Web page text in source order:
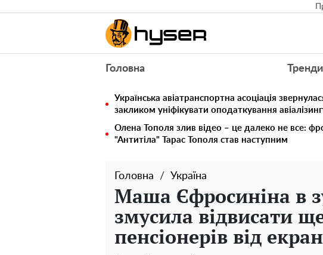
Головна Тренди
Українська авіатранспортна асоціація
закликом уніфікувати оподаткування
Олена Тополя злив відео – це далеко не все:
"Антитіла" Тарас Тополя став наступним
Головна Україна
Маша Єфросиніна в
змусила відвисати
пенсіонерів від